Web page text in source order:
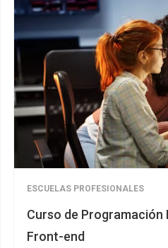
ESCUELAS PROFESIONALES
Curso de Programación
Front-end